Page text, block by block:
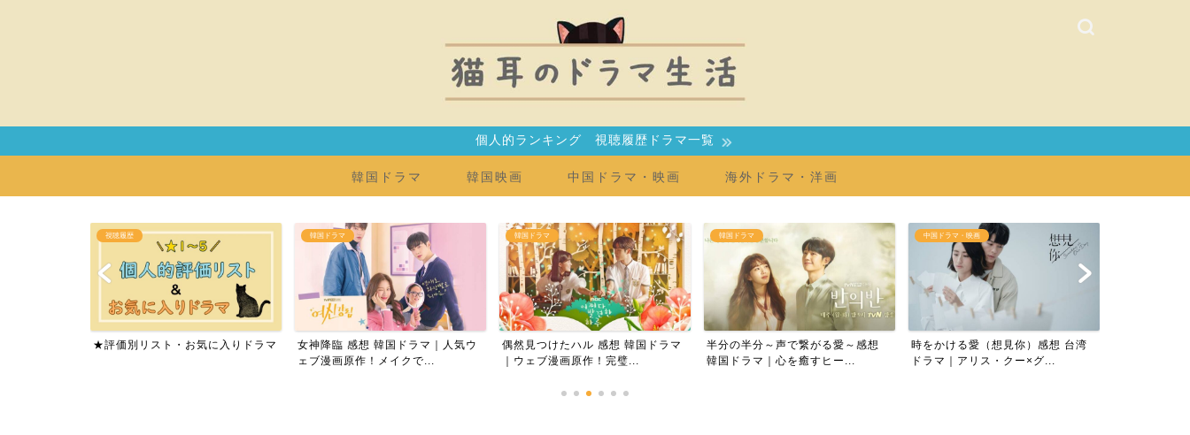
個人的ランキング 視聴履歴ドラマ一覧
韓国ドラマ 韓国映画 中国ドラマ・映画 海外ドラマ・洋画
韓国ドラマ
女神降臨 感想 韓国ドラマ｜人気ウ
韓国ドラマ
偶然見つけたハル 感想 韓国ドラマ
｜ウェブ漫画原作！完璧...
韓国ドラマ
半分の半分～声で繋がる愛～感想
韓国ドラマ｜心を癒すヒー...
中国ドラマ・映画
時をかける愛（想見你）感想 台湾
ドラマ｜アリス・クー×グ...
韓国ドラマ
悪の花 感想 韓国ドラマ｜予想を超
える展開で秀逸な脚本が...